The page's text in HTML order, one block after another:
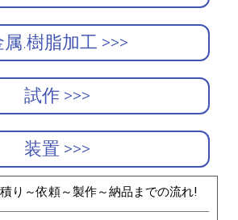
属.樹脂加工 >>>
試作 >>>
装置 >>>
り～依頼～製作～納品までの流れ!